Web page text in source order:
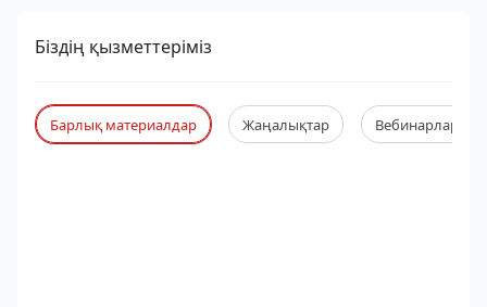
Біздің қызметтеріміз
Барлық материалдар Жаңалықтар Вебинарлар